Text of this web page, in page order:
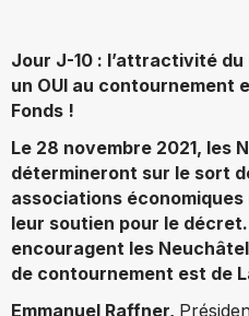
Jour J-10 : l’attractivité
un OUI au contournement
Fonds !
Le 28 novembre 2021, les
détermineront sur le sort
associations
leur soutien pour le
encouragent les
de contournement est de
Emmanuel Raffner,